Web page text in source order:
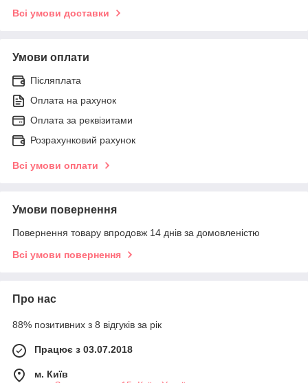
Всі умови доставки
Умови оплати
Післяплата
Оплата на рахунок
Оплата за реквізитами
Розрахунковий рахунок
Всі умови оплати
Умови повернення
Повернення товару впродовж 14 днів за домовленістю
Всі умови повернення
Про нас
88% позитивних з 8 відгуків за рік
Працює з 03.07.2018
м. Київ